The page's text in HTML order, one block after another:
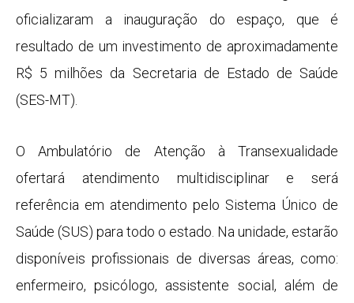
oficializaram a inauguração do espaço, que é
resultado de um investimento de aproximadamente
R$ 5 milhões da Secretaria de Estado de Saúde
(SES-MT).
O Ambulatório de Atenção à Transexualidade
ofertará atendimento multidisciplinar e será
referência em atendimento pelo Sistema Único de
Saúde (SUS) para todo o estado. Na unidade, estarão
disponíveis profissionais de diversas áreas, como:
enfermeiro, psicólogo, assistente social, além de